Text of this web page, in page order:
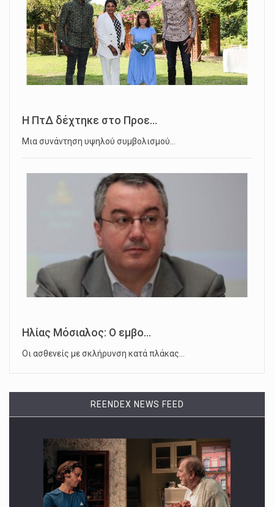
Η ΠτΔ δέχτηκε στο Προε...
Μια συνάντηση υψηλού συμβολισμού…
Ηλίας Μόσιαλος: Ο εμβο...
Οι ασθενείς με σκλήρυνση κατά πλάκας…
REENDEX NEWS FEED